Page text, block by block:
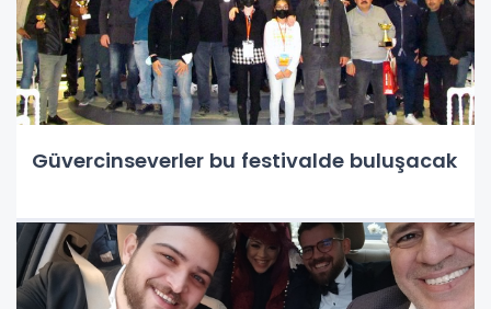
Güvercinseverler bu festivalde buluşacak